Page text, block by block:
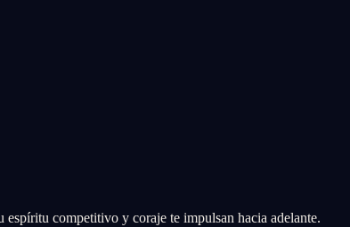
competitivo y coraje te impulsan hacia adelante.